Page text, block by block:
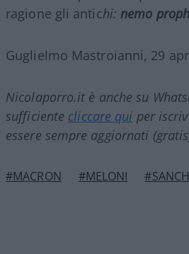
ragione gli antichi: nemo
Guglielmo Mastroianni, 29
Nicolaporro.it è anche su
sufficiente cliccare qui per
essere sempre aggiornati
#MACRON #MELONI